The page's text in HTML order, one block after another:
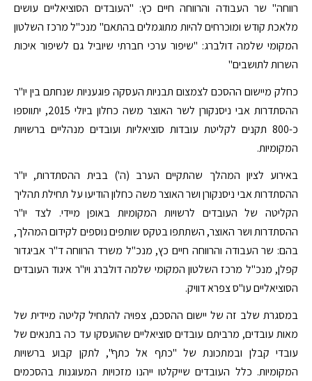
רווחה" שר העבודה והרווחה חיים כץ: "העובדים הסוציאליים עושים
מלאכת קודש ומוכרחים להיות מתוגמלים בהתאם" מנכ"ל מרכז השלטון
המקומי שלמה דולברג: "שיפור ערכי חברתי שיוביל גם לשיפור איכות
השרות לתושבים"
כחלק מיישום ההסכם לצמצום תבניות העסקה פוגעניות שנחתם בין יו"ר
ההסתדרות אבי ניסנקורן לשר האוצר משה כחלון ביולי 2015, יתווספו
כ-800 תקנים לקליטת עובדות סוציאליות ועובדים מנהליים ברשויות
המקומיות.
באירוע לציון המהלך שהתקיים הערב (ה') בבית ההסתדרות, יו"ר
ההסתדרות אבי ניסנקורן ושר האוצר משה כחלון הודיעו על תחילת תהליך
הקליטה של העובדים לרשויות המקומיות באופן מיידי. לצד יו"ר
ההסתדרות ושר האוצר, השתתפו בטקס שותפים נוספים לקידום המהלך,
בהם: שר העבודה והרווחה חיים כץ, מנכ"ל משרד הרווחה ד"ר אביגדור
קפלן, מנכ"ל מרכז השלטון המקומי שלמה דולברג ויו"ר איגוד העובדים
הסוציאליים עו"ס צפרא דוויק.
במסגרת שלב זה של יישום ההסכם, צפויה להתחיל קליטה מיידית של
מאות עובדים, מרביתם עובדים סוציאליים שהועסקו עד כה בתנאים של
עובדי קבלן ובמתכונת של "כתף אל כתף", לתקן קבוע ברשויות
המקומיות. כלל העובדים שייקלטו ייהנו מזכויות המעוגנות בהסכמים